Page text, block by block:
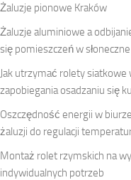
Żaluzje pionowe Kraków
Żaluzje aluminiowe a
się pomieszczeń w
Jak utrzymać rolety siatkowe
zapobiegania osadzaniu się
Oszczędność energii w
żaluzji do regulacji
Montaż rolet rzymskich na
indywidualnych potrzeb